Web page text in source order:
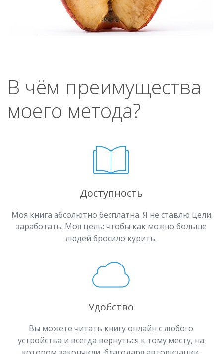
В чём преимущества
моего метода?
Доступность
Моя книга абсолютно бесплатна. Я не ставлю цели
заработать. Моя цель: чтобы как можно больше
людей бросило курить.
Удобство
Вы можете читать книгу онлайн с любого
устройства и всегда вернуться к тому месту, на